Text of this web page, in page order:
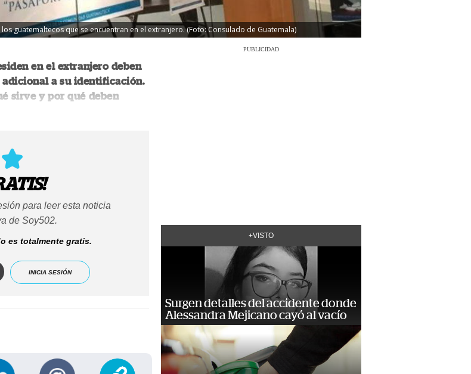
guatemaltecos que se encuentran en el extranjero. (Foto: Consulado de Guatemala)
en el extranjero deben
a su identificación.
sirve y por qué deben
para leer esta noticia
de Soy502.
es totalmente gratis.
INICIA SESIÓN
PUBLICIDAD
+VISTO
Surgen detalles del accidente donde
Alessandra Mejicano cayó al vacío